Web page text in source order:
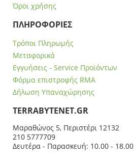
Όροι χρήσης
ΠΛΗΡΟΦΟΡΙΕΣ
Τρόποι Πληρωμής
Μεταφορικά
Εγγυήσεις - Service Προϊόντων
Φόρμα επιστροφής RMA
Δήλωση Υπαναχώρησης
ΤERRABYTENET.GR
Μαραθώνος 5, Περιστέρι 12132
210 5777709
Δευτέρα - Παρασκευή: 10.00 - 18.00